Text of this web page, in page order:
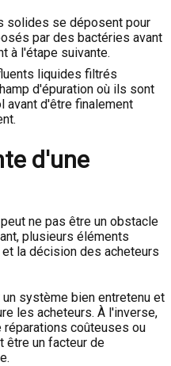
solides se déposent pour
par des bactéries avant
à l'étape suivante.
liquides filtrés
d'épuration où ils sont
avant d'être finalement
d'une
ne pas être un obstacle
plusieurs éléments
la décision des acheteurs
un système bien entretenu et
les acheteurs. À l'inverse,
coûteuses ou
être un facteur de